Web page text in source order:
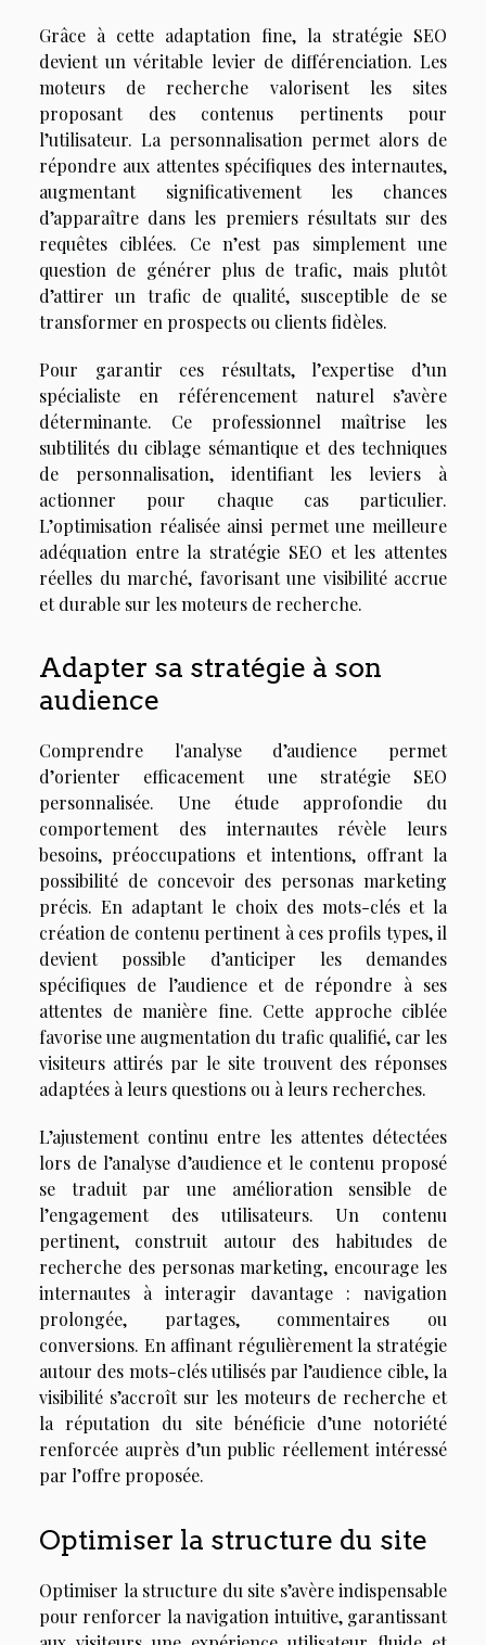
Grâce à cette adaptation fine, la stratégie SEO
devient un véritable levier de différenciation. Les
moteurs de recherche valorisent les sites
proposant des contenus pertinents pour
l’utilisateur. La personnalisation permet alors de
répondre aux attentes spécifiques des internautes,
augmentant significativement les chances
d’apparaître dans les premiers résultats sur des
requêtes ciblées. Ce n’est pas simplement une
question de générer plus de trafic, mais plutôt
d’attirer un trafic de qualité, susceptible de se
transformer en prospects ou clients fidèles.
Pour garantir ces résultats, l’expertise d’un
spécialiste en référencement naturel s’avère
déterminante. Ce professionnel maîtrise les
subtilités du ciblage sémantique et des techniques
de personnalisation, identifiant les leviers à
actionner pour chaque cas particulier.
L’optimisation réalisée ainsi permet une meilleure
adéquation entre la stratégie SEO et les attentes
réelles du marché, favorisant une visibilité accrue
et durable sur les moteurs de recherche.
Adapter sa stratégie à son
audience
Comprendre l'analyse d’audience permet
d’orienter efficacement une stratégie SEO
personnalisée. Une étude approfondie du
comportement des internautes révèle leurs
besoins, préoccupations et intentions, offrant la
possibilité de concevoir des personas marketing
précis. En adaptant le choix des mots-clés et la
création de contenu pertinent à ces profils types, il
devient possible d’anticiper les demandes
spécifiques de l’audience et de répondre à ses
attentes de manière fine. Cette approche ciblée
favorise une augmentation du trafic qualifié, car les
visiteurs attirés par le site trouvent des réponses
adaptées à leurs questions ou à leurs recherches.
L’ajustement continu entre les attentes détectées
lors de l’analyse d’audience et le contenu proposé
se traduit par une amélioration sensible de
l’engagement des utilisateurs. Un contenu
pertinent, construit autour des habitudes de
recherche des personas marketing, encourage les
internautes à interagir davantage : navigation
prolongée, partages, commentaires ou
conversions. En affinant régulièrement la stratégie
autour des mots-clés utilisés par l’audience cible, la
visibilité s’accroît sur les moteurs de recherche et
la réputation du site bénéficie d’une notoriété
renforcée auprès d’un public réellement intéressé
par l’offre proposée.
Optimiser la structure du site
Optimiser la structure du site s’avère indispensable
pour renforcer la navigation intuitive, garantissant